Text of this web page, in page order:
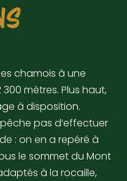
chamois à une
mètres. Plus haut,
à disposition.
pas d’effectuer
: on en a repéré à
le sommet du Mont
à la rocaille,